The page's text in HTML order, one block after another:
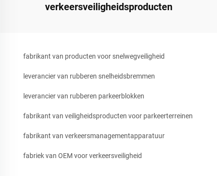
verkeersveiligheidsproducten
fabrikant van producten voor snelwegveiligheid
leverancier van rubberen snelheidsbremmen
leverancier van rubberen parkeerblokken
fabrikant van veiligheidsproducten voor parkeerterreinen
fabrikant van verkeersmanagementapparatuur
fabriek van OEM voor verkeersveiligheid